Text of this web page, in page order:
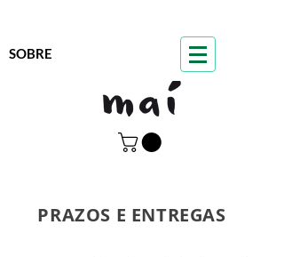
SOBRE
PRAZOS E ENTREGAS